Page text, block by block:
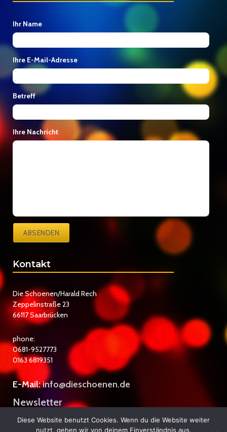
Ihr Name
Ihre E-Mail-Adresse
Betreff
Ihre Nachricht
ABSENDEN
Kontakt
Die Schoenen/Harald Rech
Zeppelinstraße 23
66117 Saarbrücken
phone:
0681-9527773
0163 6819351
E-Mail:info@dieschoenen.de
Newsletter
Datenschutzerklärung
Diese Website benutzt Cookies. Wenn du die Website weiter
nutzt, gehen wir von deinem Einverständnis aus.